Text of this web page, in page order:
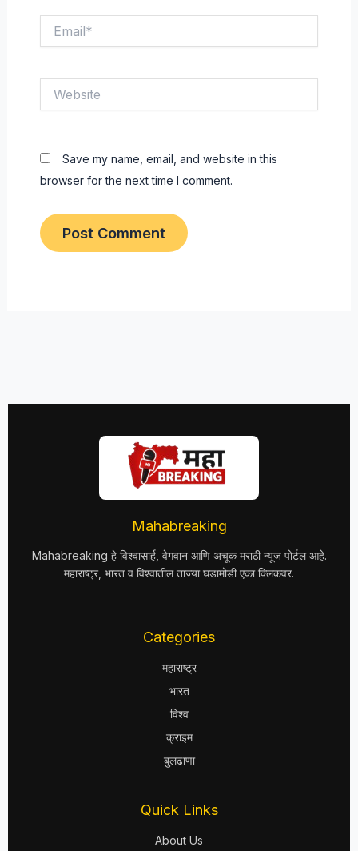
Save my name, email, and website in this
browser for the next time I comment.
Mahabreaking
Mahabreaking हे विश्वासार्ह, वेगवान आणि अचूक मराठी न्यूज पोर्टल आहे.
महाराष्ट्र, भारत व विश्वातील ताज्या घडामोडी एका क्लिकवर.
Categories
महाराष्ट्र
भारत
विश्व
क्राइम
बुलढाणा
Quick Links
About Us